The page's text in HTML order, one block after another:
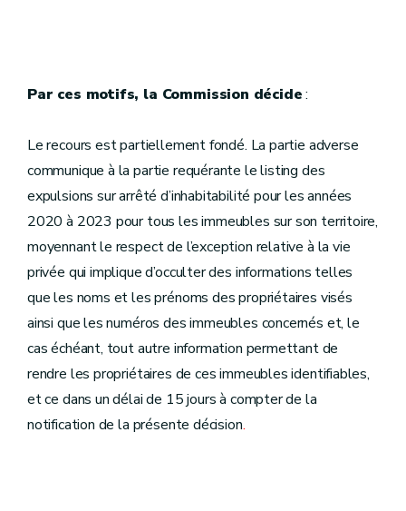
Par ces motifs, la Commission décide:
Le recours est partiellement fondé. La partie adverse
communique à la partie requérante le listing des
expulsions sur arrêté d’inhabitabilité pour les années
2020 à 2023 pour tous les immeubles sur son territoire,
moyennant le respect de l’exception relative à la vie
privée qui implique d’occulter des informations telles
que les noms et les prénoms des propriétaires visés
ainsi que les numéros des immeubles concernés et, le
cas échéant, tout autre information permettant de
rendre les propriétaires de ces immeubles identifiables,
et ce dans un délai de 15 jours à compter de la
notification de la présente décision.